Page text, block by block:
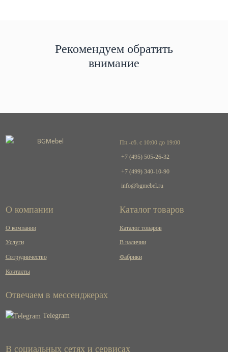
Рекомендуем обратить
внимание
Пн.-сб. с 10:00 до 19:00
+7 (495) 505-26-32
+7 (499) 340-10-90
info@bgmebel.ru
О компании
О компании
Услуги
Сотрудничество
Контакты
Каталог товаров
Каталог товаров
В наличии
Фабрики
Отвечаем в мессенджерах
Telegram
В социальных сетях и сервисах